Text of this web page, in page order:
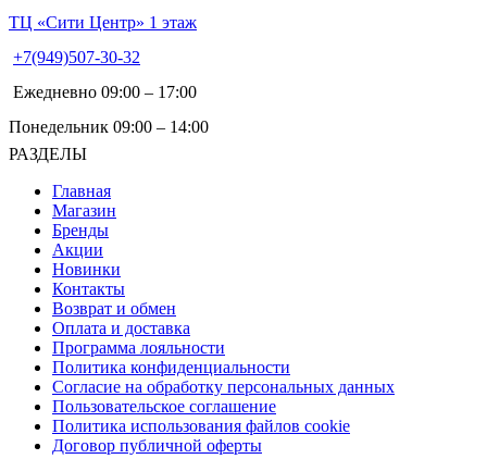
ТЦ «Сити Центр» 1 этаж
+7(949)507-30-32
Ежедневно 09:00 – 17:00
Понедельник 09:00 – 14:00
РАЗДЕЛЫ
Главная
Магазин
Бренды
Акции
Новинки
Контакты
Возврат и обмен
Оплата и доставка
Программа лояльности
Политика конфиденциальности
Согласие на обработку персональных данных
Пользовательское соглашение
Политика использования файлов cookie
Договор публичной оферты